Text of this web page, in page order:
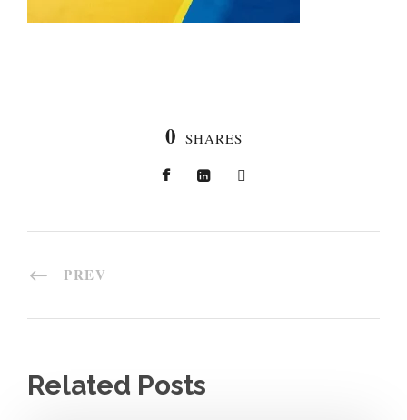
0 SHARES
PREV
Related Posts